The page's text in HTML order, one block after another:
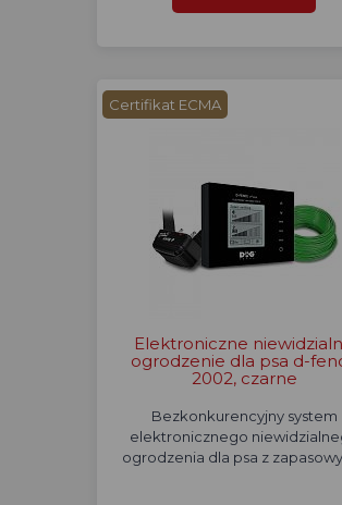
Certifikat ECMA
Elektroniczne
ogrodzenie dla psa d-
2002, czarne
Bezkonkurencyjny system
elektronicznego
ogrodzenia dla psa z